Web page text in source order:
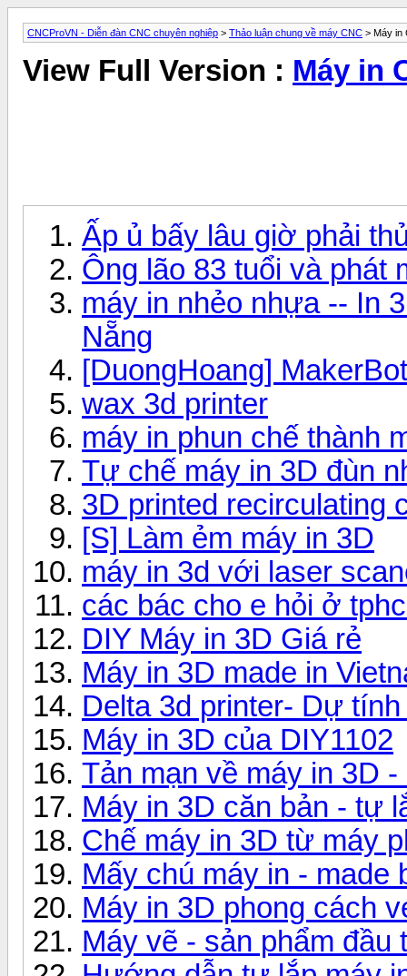
CNCProVN - Diễn đàn CNC chuyên nghiệp > Thảo luận chung về máy CNC > Máy in
View Full Version : Máy in
Ấp ủ bấy lâu giờ phải
Ông lão 83 tuổi và phát
máy in nhẻo nhựa -- In
Nẵng
[DuongHoang]
wax 3d printer
máy in phun chế thành
Tự chế máy in 3D đùn
3D printed recirculating
[S] Làm ẻm máy in 3D
máy in 3d với laser
các bác cho e hỏi ở
DIY Máy in 3D Giá rẻ
Máy in 3D made in
Delta 3d printer- Dự
Máy in 3D của DIY1102
Tản mạn về máy in 3D
Máy in 3D căn bản - tự
Chế máy in 3D từ máy
Mấy chú máy in - made
Máy in 3D phong cách
Máy vẽ - sản phẩm đầu